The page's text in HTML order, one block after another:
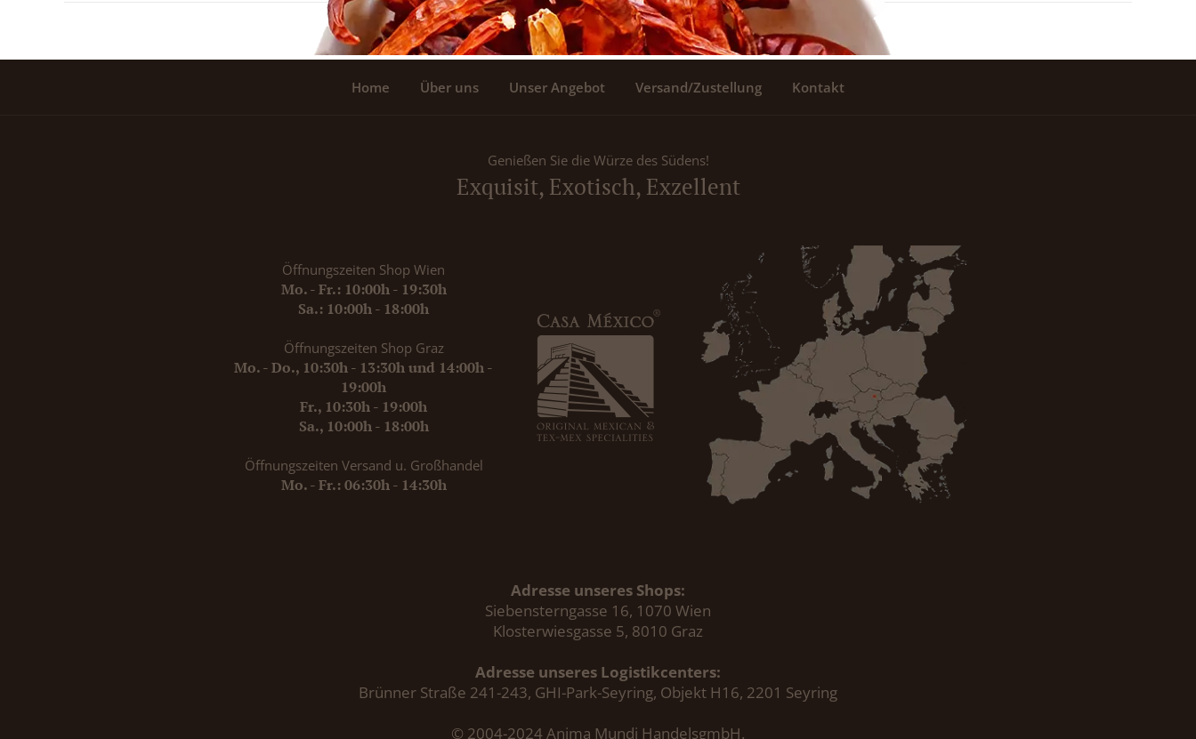
Home Über uns Unser Angebot Versand/Zustellung Kontakt
Genießen Sie die Würze des Südens!
Exquisit, Exotisch, Exzellent
Öffnungszeiten Shop Wien
Mo. - Fr.: 10:00h - 19:30h
Sa.: 10:00h - 18:00h
Öffnungszeiten Shop Graz
Mo. - Do., 10:30h - 13:30h und 14:00h -
19:00h
Fr., 10:30h - 19:00h
Sa., 10:00h - 18:00h
Öffnungszeiten Versand u. Großhandel
Mo. - Fr.: 06:30h - 14:30h
Adresse unseres Shops:
Siebensterngasse 16, 1070 Wien
Klosterwiesgasse 5, 8010 Graz
Adresse unseres Logistikcenters:
Brünner Straße 241-243, GHI-Park-Seyring, Objekt H16, 2201 Seyring
© 2004-2024 Anima Mundi HandelsgmbH.